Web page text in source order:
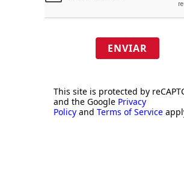
ENVIAR
This site is protected by
and the Google Privacy
Policy and Terms of Service